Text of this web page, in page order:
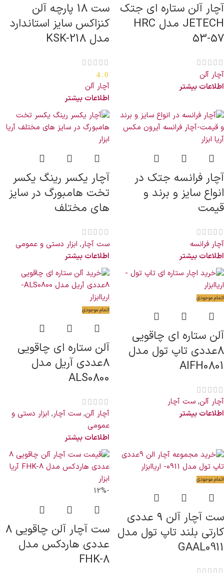
آچار آلن ستاره ای جتک
JETECH مدل HRC
53-57
آچار آلن
اطلاعات بیشتر
ست 18 پارچه آلن
کنزاکس سایز استاندارد
مدل KSK-218
4.0
آچار آلن
اطلاعات بیشتر
آچار فرانسه جتک در
انواع سایز و برند و
قیمت
آچار فرانسه
اطلاعات بیشتر
آچار یکسر رینگ یکسر
تخت هامبورگ در سایز
های مختلف
ست آچار, ابزار دستی و عمومی
اطلاعات بیشتر
اتمام موجودی
آلن ستاره ای چاقویی
8عددی تاپ تول مدل
AIFH0801
آچار آلن, ست آچار
اطلاعات بیشتر
اتمام موجودی
آلن ستاره ای چاقویی
8عددی آریل مدل
ALS0800
آچار آلن, ست آچار, ابزار دستی و
عمومی
اطلاعات بیشتر
اتمام موجودی
ست آچار آلن ۹ عددی
کارتی بلند تاپ تول مدل
GAAL0911
-12%
ست آچار آلن چاقویی 8
عددی هاردکس مدل
FHK-8